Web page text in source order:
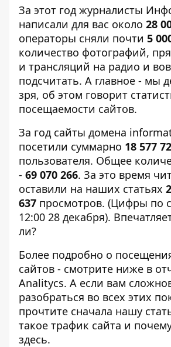
За этот год журналисты
написали для вас около 28
операторы сняли почти 5
количество фотографий,
и трансляций на радио и
подсчитать. А главное - мы
зря, об этом говорит
посещаемости сайтов.
За год сайты домена
посетили суммарно 18 577
пользователя. Общее
- 69 070 266. За это время
оставили на наших статьях
637 просмотров. (Цифры по
12:00 28 декабря).
ли?
Более подробно о
сайтов - смотрите ниже в
Analitycs. А если вам
разобраться во всех этих
прочтите сначала нашу
такое трафик сайта и
здесь.